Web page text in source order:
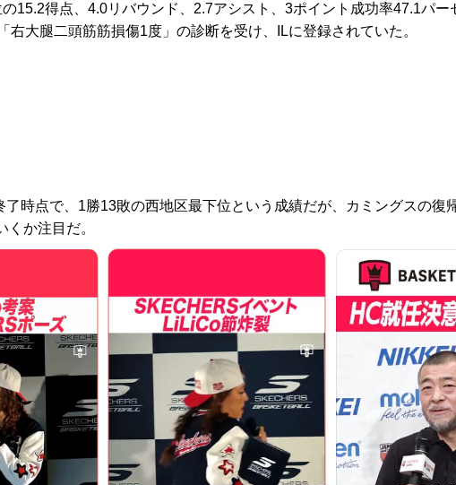
15.2得点、4.0リバウンド、2.7アシスト、3ポイント成功率47.1パー
右大腿二頭筋筋損傷1度」の診断を受け、ILに登録されていた。
了時点で、1勝13敗の西地区最下位という成績だが、カミングスの復
くか注目だ。